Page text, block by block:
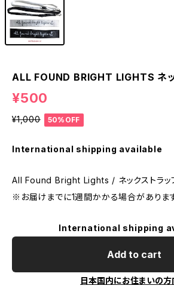
ALL FOUND BRIGHT LIGHTS ネ
¥500
¥1,000 50%OFF
International shipping available
All Found Bright Lights / ネックストラッ
※お届けまでに1週間かかる場合がありま
International shipping
Add to cart
日本国内にお住まいの方